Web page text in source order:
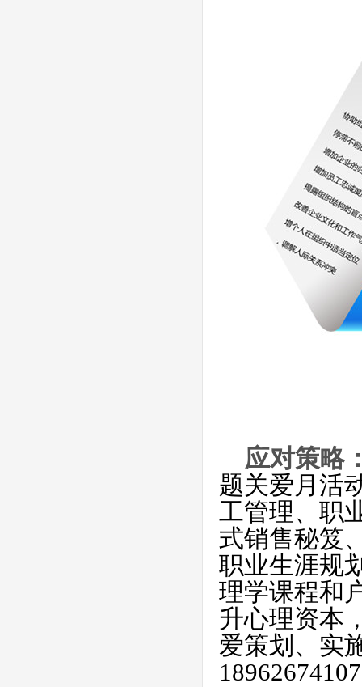
应对策略
题关爱月活
工管理、职
式销售秘笈
职业生涯规
理学课程和
升心理资本
爱策划、实
18962674107